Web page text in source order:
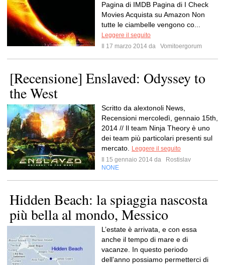
Pagina di IMDB Pagina di I Check
Movies Acquista su Amazon Non
tutte le ciambelle vengono co...
Leggere il seguito
Il 17 marzo 2014 da
Vomitoergorum
[Recensione] Enslaved: Odyssey to
the West
Scritto da alextonoli News,
Recensioni mercoledì, gennaio 15th,
2014 // Il team Ninja Theory è uno
dei team più particolari presenti sul
mercato.
Leggere il seguito
Il 15 gennaio 2014 da
Rostislav
NONE
Hidden Beach: la spiaggia nascosta
più bella al mondo, Messico
L’estate è arrivata, e con essa
anche il tempo di mare e di
vacanze. In questo periodo
dell’anno possiamo permetterci di